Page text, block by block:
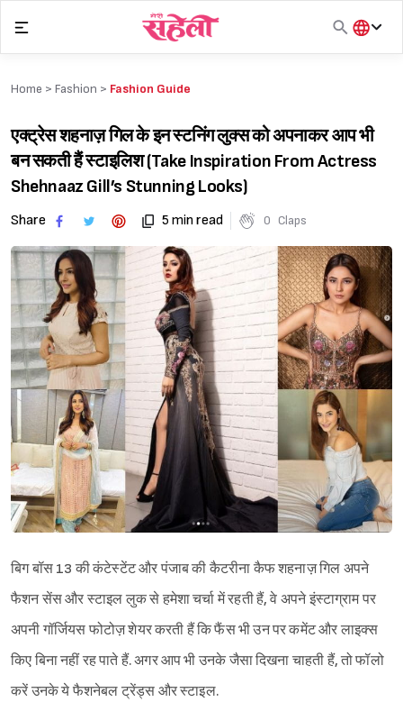
content
हिंदी
Home > Fashion > Fashion Guide
एक्ट्रेस शहनाज़ गिल के इन स्टनिंग लुक्स को अपनाकर आप भी
बन सकती हैं स्टाइलिश (Take Inspiration From Actress
Shehnaaz Gill’s Stunning Looks)
Share 5 min read 0 Claps
बिग बॉस 13 की कंटेस्टेंट और पंजाब की कैटरीना कैफ शहनाज़ गिल अपने
फैशन सेंस और स्टाइल लुक से हमेशा चर्चा में रहती हैं, वे अपने इंस्टाग्राम पर
अपनी गॉर्जियस फोटोज़ शेयर करती हैं कि फैंस भी उन पर कमेंट और लाइक्स
किए बिना नहीं रह पाते हैं. अगर आप भी उनके जैसा दिखना चाहती हैं, तो फॉलो
करें उनके ये फैशनेबल ट्रेंड्स और स्टाइल.